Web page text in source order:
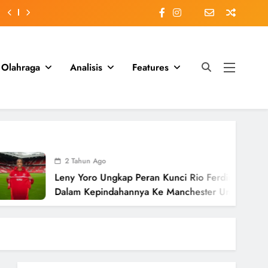
Olahraga Analisis Features
2 Tahun Ago
Leny Yoro Ungkap Peran Kunci Rio Ferdinand
Dalam Kepindahannya Ke Manchester United
Senilai £58 Juta